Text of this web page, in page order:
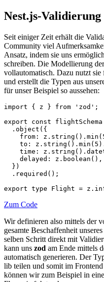
Nest.js-Validierung
Seit einiger Zeit erhält die
Community viel
Ansatz, indem sie uns
schreiben. Die Modellierung
vollautomatisch. Dazu nutzt sie
und erstellt die Typen aus
für unser Beispiel so aussehen:
import { z } from 'zod';
export const
  .object({
from:
to:
time:
    delayed: z.boolean(),
  })
  .required();
export type Flight =
Zum Code
Wir definieren also mittels der
gesamte Beschaffenheit
selben Schritt direkt mit
kann uns zod am Ende mittels
automatisch generieren. Der
lib teilen und somit im
können wir zum Beispiel in